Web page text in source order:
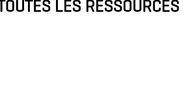
TOUTES LES RESSOURCES